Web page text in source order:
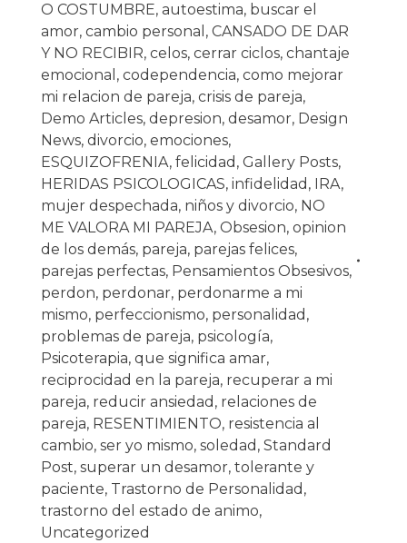
O COSTUMBRE, autoestima, buscar el
amor, cambio personal , CANSADO DE DAR
Y NO RECIBIR, celos, cerrar ciclos, chantaje
emocional , codependencia, como mejorar
mi relacion de pareja, crisis de pareja,
Demo Articles, depresion, desamor, Design
News, divorcio, emociones,
ESQUIZOFRENIA, felicidad , Gallery Posts,
HERIDAS PSICOLOGICAS, infidelidad , IRA,
mujer despechada, niños y divorcio, NO
ME VALORA MI PAREJA, Obsesion, opinion
de los demás, pareja, parejas felices,
parejas perfectas, Pensamientos Obsesivos,
perdon, perdonar, perdonarme a mi
mismo, perfeccionismo, personalidad ,
problemas de pareja, psicología,
Psicoterapia, que significa amar,
reciprocidad en la pareja, recuperar a mi
pareja, reducir ansiedad , relaciones de
pareja, RESENTIMIENTO, resistencia al
cambio, ser yo mismo, soledad , Standard
Post, superar un desamor, tolerante y
paciente, Trastorno de Personalidad ,
trastorno del estado de animo,
Uncategorized